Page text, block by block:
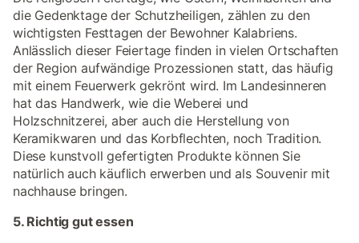
die Gedenktage der Schutzheiligen, zählen zu den
wichtigsten Festtagen der Bewohner Kalabriens.
Anlässlich dieser Feiertage finden in vielen Ortschaften
der Region aufwändige Prozessionen statt, das häufig
mit einem Feuerwerk gekrönt wird. Im Landesinneren
hat das Handwerk, wie die Weberei und
Holzschnitzerei, aber auch die Herstellung von
Keramikwaren und das Korbflechten, noch Tradition.
Diese kunstvoll gefertigten Produkte können Sie
natürlich auch käuflich erwerben und als Souvenir mit
nachhause bringen.
5. Richtig gut essen